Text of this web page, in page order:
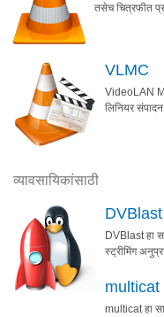
तसेच चित्रफीत
VLMC
VideoLAN
लिनियर
व्यावसायिकांसाठी
DVBlast
DVBlast हा
स्ट्रीमिंग
multicat
multicat हा